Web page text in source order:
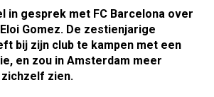
in gesprek met FC Barcelona over
Gomez. De zestienjarige
bij zijn club te kampen met een
en zou in Amsterdam meer
zien.